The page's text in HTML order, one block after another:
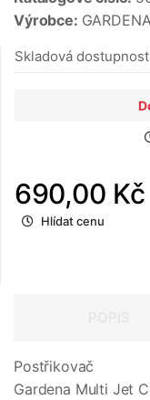
Výrobce:
Skladová dostupnost
690,00 Kč
Hlídat cenu
Postřikovač
Gardena Multi Jet